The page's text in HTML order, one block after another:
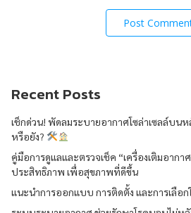
Recent Posts
เช็กด่วน! พัดลมระบายอากาศโซล่าเซลล์บนห
หรือยัง?
คู่มือการดูแลและตรวจเช็ค “เครื่องเติมอากา
ประสิทธิภาพ เพื่อสุขภาพที่ดีขึ้น
แนะนำการออกแบบ การติดตั้ง และการเลือก